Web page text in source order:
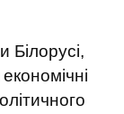
Білорусі,